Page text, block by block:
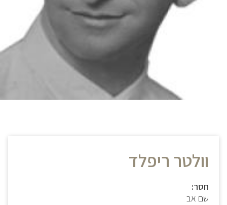
וולטר ריפלד
חסר:
שם אב